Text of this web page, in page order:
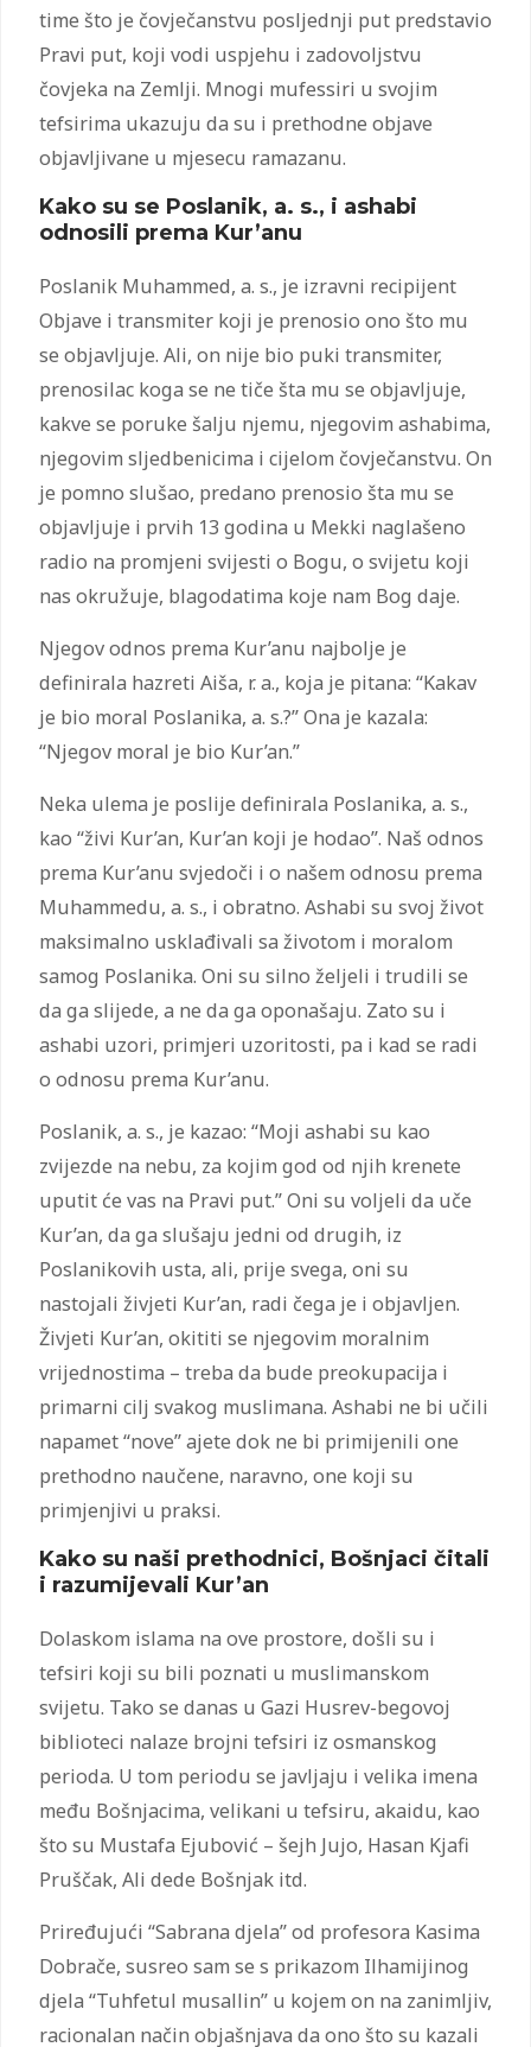
time što je čovječanstvu posljednji put predstavio
Pravi put, koji vodi uspjehu i zadovoljstvu
čovjeka na Zemlji. Mnogi mufessiri u svojim
tefsirima ukazuju da su i prethodne objave
objavljivane u mjesecu ramazanu.
Kako su se Poslanik, a. s., i ashabi
odnosili prema Kur’anu
Poslanik Muhammed, a. s., je izravni recipijent
Objave i transmiter koji je prenosio ono što mu
se objavljuje. Ali, on nije bio puki transmiter,
prenosilac koga se ne tiče šta mu se objavljuje,
kakve se poruke šalju njemu, njegovim ashabima,
njegovim sljedbenicima i cijelom čovječanstvu. On
je pomno slušao, predano prenosio šta mu se
objavljuje i prvih 13 godina u Mekki naglašeno
radio na promjeni svijesti o Bogu, o svijetu koji
nas okružuje, blagodatima koje nam Bog daje.
Njegov odnos prema Kur’anu najbolje je
definirala hazreti Aiša, r. a., koja je pitana: “Kakav
je bio moral Poslanika, a. s.?” Ona je kazala:
“Njegov moral je bio Kur’an.”
Neka ulema je poslije definirala Poslanika, a. s.,
kao “živi Kur’an, Kur’an koji je hodao”. Naš odnos
prema Kur’anu svjedoči i o našem odnosu prema
Muhammedu, a. s., i obratno. Ashabi su svoj život
maksimalno usklađivali sa životom i moralom
samog Poslanika. Oni su silno željeli i trudili se
da ga slijede, a ne da ga oponašaju. Zato su i
ashabi uzori, primjeri uzoritosti, pa i kad se radi
o odnosu prema Kur’anu.
Poslanik, a. s., je kazao: “Moji ashabi su kao
zvijezde na nebu, za kojim god od njih krenete
uputit će vas na Pravi put.” Oni su voljeli da uče
Kur’an, da ga slušaju jedni od drugih, iz
Poslanikovih usta, ali, prije svega, oni su
nastojali živjeti Kur’an, radi čega je i objavljen.
Živjeti Kur’an, okititi se njegovim moralnim
vrijednostima – treba da bude preokupacija i
primarni cilj svakog muslimana. Ashabi ne bi učili
napamet “nove” ajete dok ne bi primijenili one
prethodno naučene, naravno, one koji su
primjenjivi u praksi.
Kako su naši prethodnici, Bošnjaci čitali
i razumijevali Kur’an
Dolaskom islama na ove prostore, došli su i
tefsiri koji su bili poznati u muslimanskom
svijetu. Tako se danas u Gazi Husrev-begovoj
biblioteci nalaze brojni tefsiri iz osmanskog
perioda. U tom periodu se javljaju i velika imena
među Bošnjacima, velikani u tefsiru, akaidu, kao
što su Mustafa Ejubović – šejh Jujo, Hasan Kjafi
Pruščak, Ali dede Bošnjak itd.
Priređujući “Sabrana djela” od profesora Kasima
Dobrače, susreo sam se s prikazom Ilhamijinog
djela “Tuhfetul musallin” u kojem on na zanimljiv,
racionalan način objašnjava da ono što su kazali